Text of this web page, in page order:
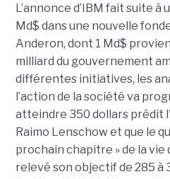
L’annonce d’IBM fait suite
Md$ dans une nouvelle
Anderon, dont 1 Md$
milliard du gouvernement
différentes initiatives, les
l’action de la société va
atteindre 350 dollars prédit
Raimo Lenschow et que le
prochain chapitre » de la vie
relevé son objectif de 285 à